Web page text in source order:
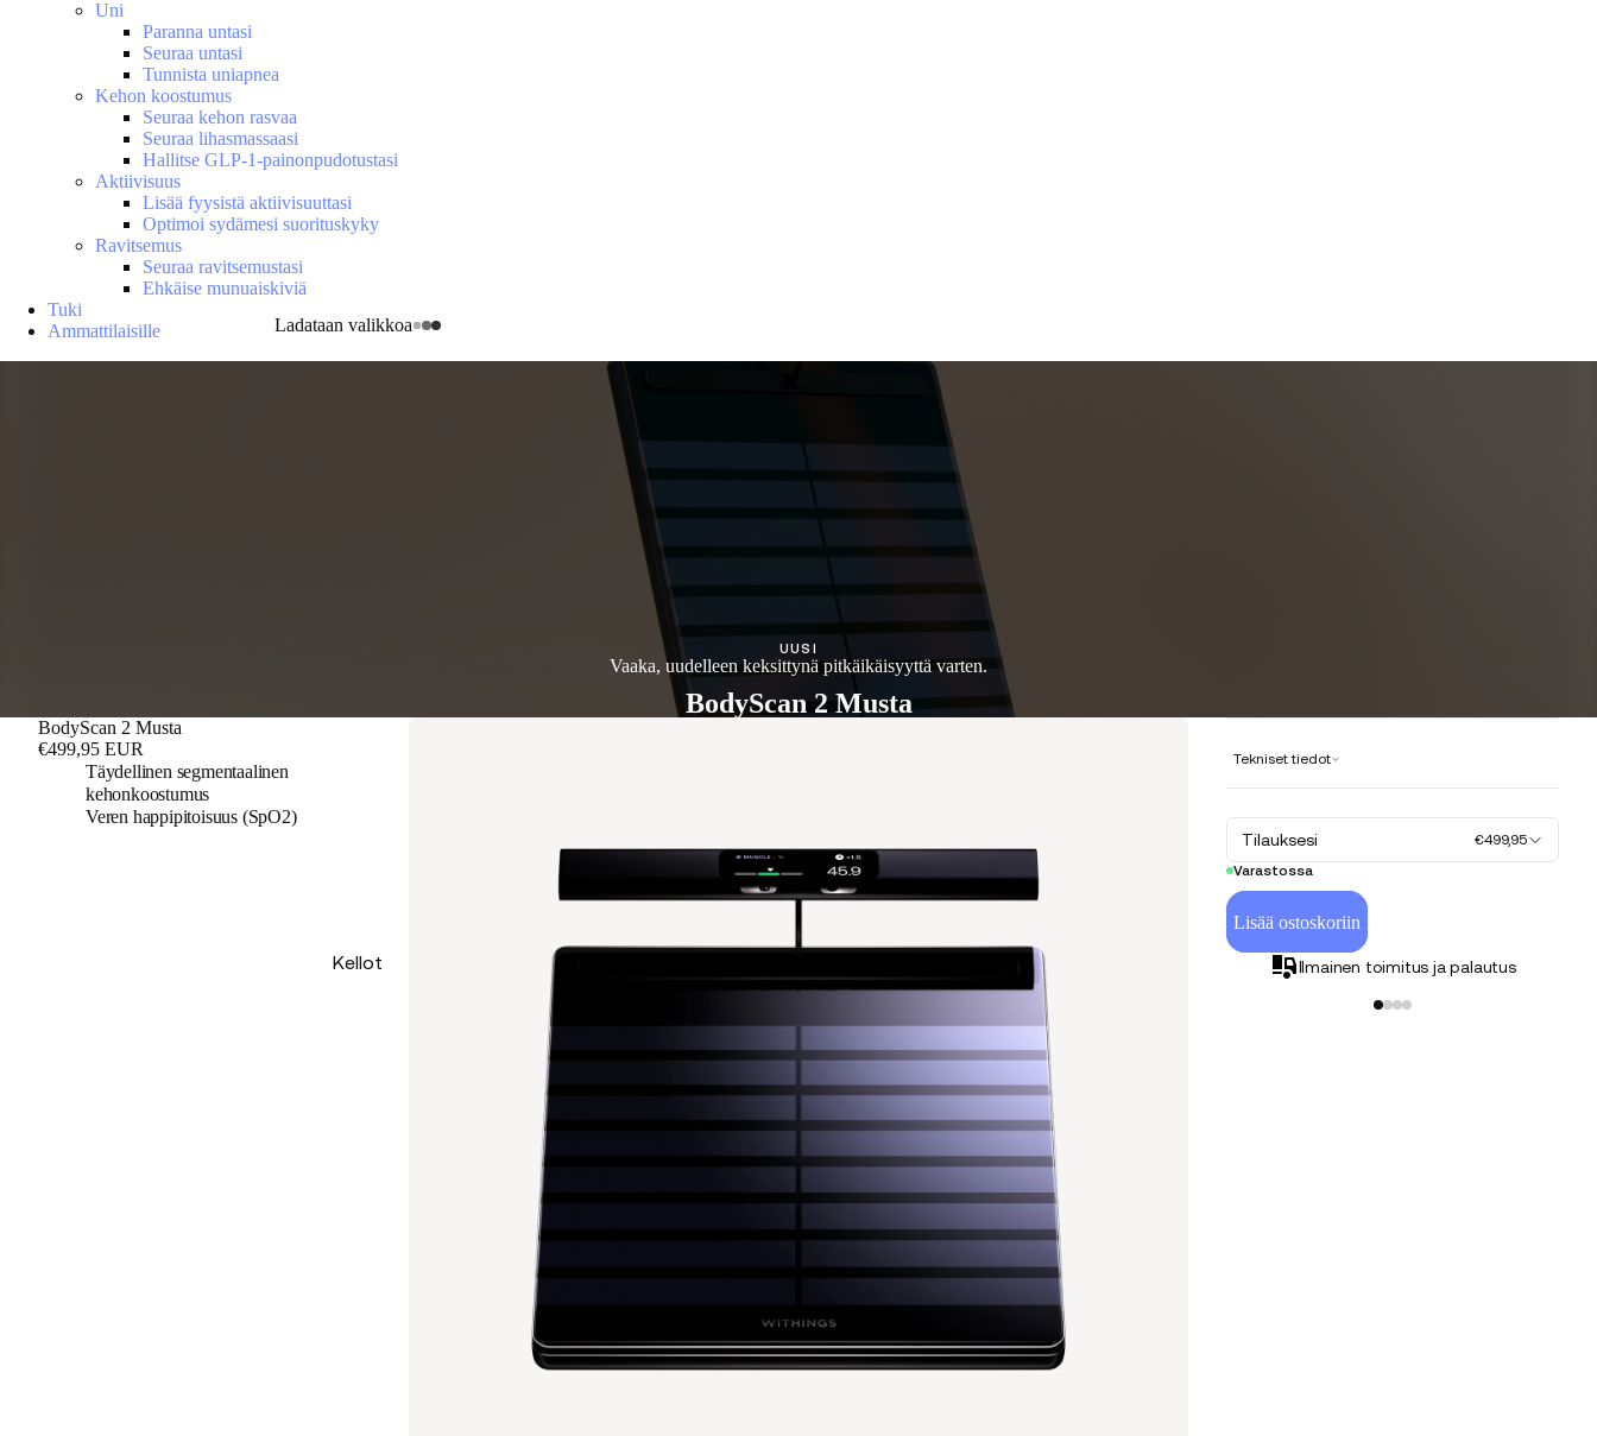
Ladataan valikkoa
Kellot
Uni
Paranna untasi
Seuraa untasi
Tunnista uniapnea
Kehon koostumus
Seuraa kehon rasvaa
Seuraa lihasmassaasi
Hallitse GLP-1-painonpudotustasi
Aktiivisuus
Lisää fyysistä aktiivisuuttasi
Optimoi sydämesi suorituskyky
Ravitsemus
Seuraa ravitsemustasi
Ehkäise munuaiskiviä
Tuki
Ammattilaisille
UUSI
Vaaka, uudelleen keksittynä pitkäikäisyyttä varten.
BodyScan 2 Musta
BodyScan 2 Musta
€499,95 EUR
Täydellinen segmentaalinen
kehonkoostumus
Veren happipitoisuus (SpO2)
Tekniset tiedot
Tilauksesi
€499,95
Varastossa
Lisää ostoskoriin
Ilmainen toimitus ja palautus